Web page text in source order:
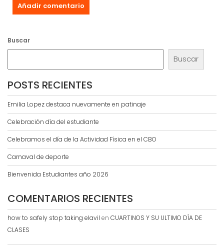
Buscar
Buscar
POSTS RECIENTES
Emilia Lopez destaca nuevamente en patinaje
Celebración día del estudiante
Celebramos el día de la Actividad Física en el CBO
Carnaval de deporte
Bienvenida Estudiantes año 2026
COMENTARIOS RECIENTES
how to safely stop taking elavil en CUARTINOS Y SU ULTIMO DÍA DE
CLASES